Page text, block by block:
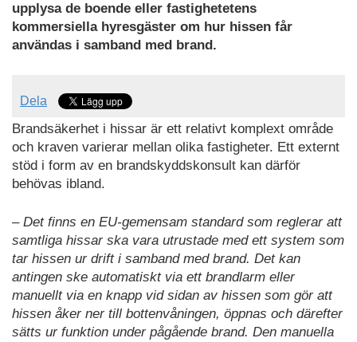
upplysa de boende eller fastighetetens
kommersiella hyresgäster om hur hissen får
användas i samband med brand.
Dela
Brandsäkerhet i hissar är ett relativt komplext område
och kraven varierar mellan olika fastigheter. Ett externt
stöd i form av en brandskyddskonsult kan därför
behövas ibland.
– Det finns en EU-gemensam standard som reglerar att
samtliga hissar ska vara utrustade med ett system som
tar hissen ur drift i samband med brand. Det kan
antingen ske automatiskt via ett brandlarm eller
manuellt via en knapp vid sidan av hissen som gör att
hissen åker ner till bottenvåningen, öppnas och därefter
sätts ur funktion under pågående brand. Den manuella